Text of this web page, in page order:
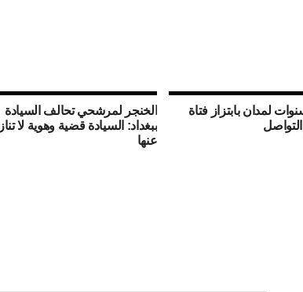
الخنجر لمرشحي تحالف السيادة
ببغداد: السيادة قضية وهوية لا
عنها
6 سنوات لمدان بابتزاز فتاة